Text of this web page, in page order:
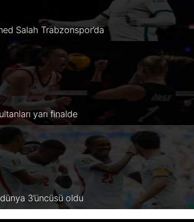
Salah Trabzonspor’da
yarı finalde
3’üncüsü oldu